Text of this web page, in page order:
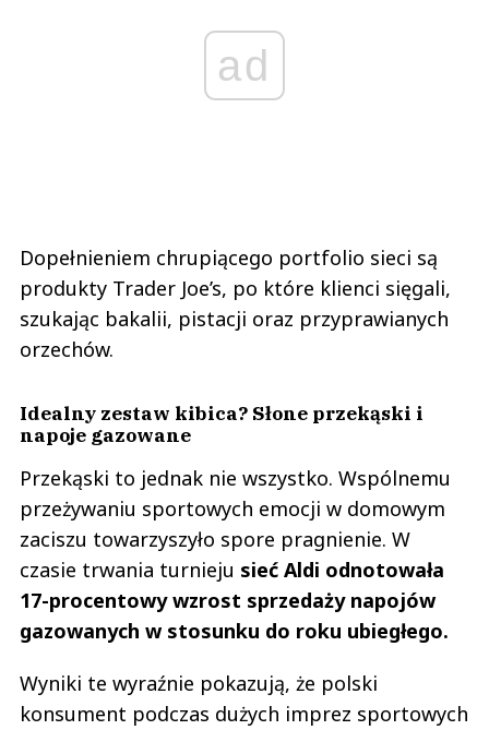
ad
Dopełnieniem chrupiącego portfolio sieci są
produkty Trader Joe’s, po które klienci sięgali,
szukając bakalii, pistacji oraz przyprawianych
orzechów.
Idealny zestaw kibica? Słone przekąski i
napoje gazowane
Przekąski to jednak nie wszystko. Wspólnemu
przeżywaniu sportowych emocji w domowym
zaciszu towarzyszyło spore pragnienie. W
czasie trwania turnieju sieć Aldi odnotowała
17-procentowy wzrost sprzedaży napojów
gazowanych w stosunku do roku ubiegłego.
Wyniki te wyraźnie pokazują, że polski
konsument podczas dużych imprez sportowych